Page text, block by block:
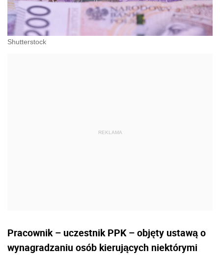
Shutterstock
Pracownik – uczestnik PPK – objęty ustawą o
wynagradzaniu osób kierujących niektórymi